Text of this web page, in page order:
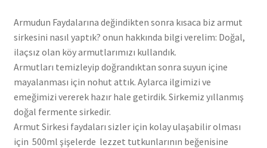
Armudun Faydalarına değindikten sonra kısaca biz armut
sirkesini nasıl yaptık? onun hakkında bilgi verelim: Doğal,
ilaçsız olan köy armutlarımızı kullandık.
Armutları temizleyip doğrandıktan sonra suyun içine
mayalanması için nohut attık. Aylarca ilgimizi ve
emeğimizi vererek hazır hale getirdik. Sirkemiz yıllanmış
doğal fermente sirkedir.
Armut Sirkesi faydaları sizler için kolay ulaşabilir olması
için 500ml şişelerde lezzet tutkunlarının beğenisine